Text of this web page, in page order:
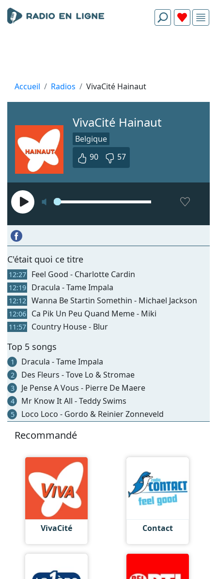
Accueil Radios VivaCité Hainaut
VivaCité Hainaut
Belgique
90
57
C'était quoi ce titre
12:27 Feel Good - Charlotte Cardin
12:19 Dracula - Tame Impala
12:12 Wanna Be Startin Somethin - Michael Jackson
12:06 Ca Pik Un Peu Quand Meme - Miki
11:57 Country House - Blur
Top 5 songs
1 Dracula - Tame Impala
2 Des Fleurs - Tove Lo & Stromae
3 Je Pense A Vous - Pierre De Maere
4 Mr Know It All - Teddy Swims
5 Loco Loco - Gordo & Reinier Zonneveld
Recommandé
VivaCité Contact